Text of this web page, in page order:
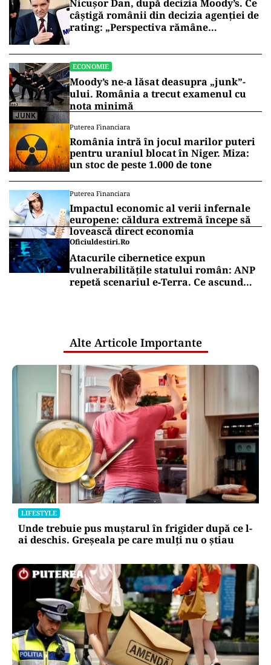
Nicușor Dan, după decizia Moody’s. Ce
câștigă românii din decizia agenției de
rating: „Perspectiva rămâne
ECONOMIE
Moody’s ne-a lăsat deasupra „junk”-
ului. România a trecut examenul cu
nota minimă
Puterea Financiara
România intră în jocul marilor puteri
pentru uraniul blocat în Niger. Miza:
un stoc de peste 1.000 de tone
Puterea Financiara
Impactul economic al verii infernale
europene: căldura extremă începe să
lovească direct economia
Oficiuldestiri.ro
Atacurile cibernetice expun
vulnerabilitățile statului român: ANP
repetă scenariul e‑Terra. Ce ascund
Alte Articole Importante
LIFESTYLE
Unde trebuie pus muștarul în frigider după ce l-
ai deschis. Greșeala pe care mulți nu o știau